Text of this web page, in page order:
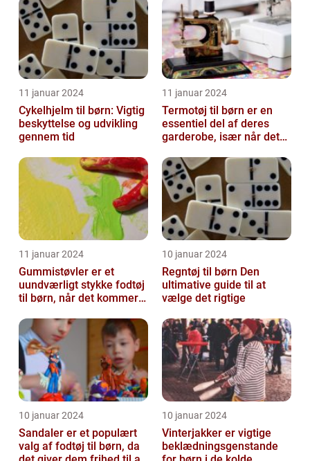
11 januar 2024
Cykelhjelm til børn: Vigtig
beskyttelse og udvikling
gennem tid
11 januar 2024
Termotøj til børn er en
essentiel del af deres
garderobe, især når det
og ak...
11 januar 2024
Gummistøvler er et
uundværligt stykke fodtøj
til børn, når det kommer
opl...
10 januar 2024
Regntøj til børn Den
ultimative guide til at
vælge det rigtige
10 januar 2024
Sandaler er et populært
valg af fodtøj til børn, da
10 januar 2024
Vinterjakker er vigtige
beklædningsgenstande